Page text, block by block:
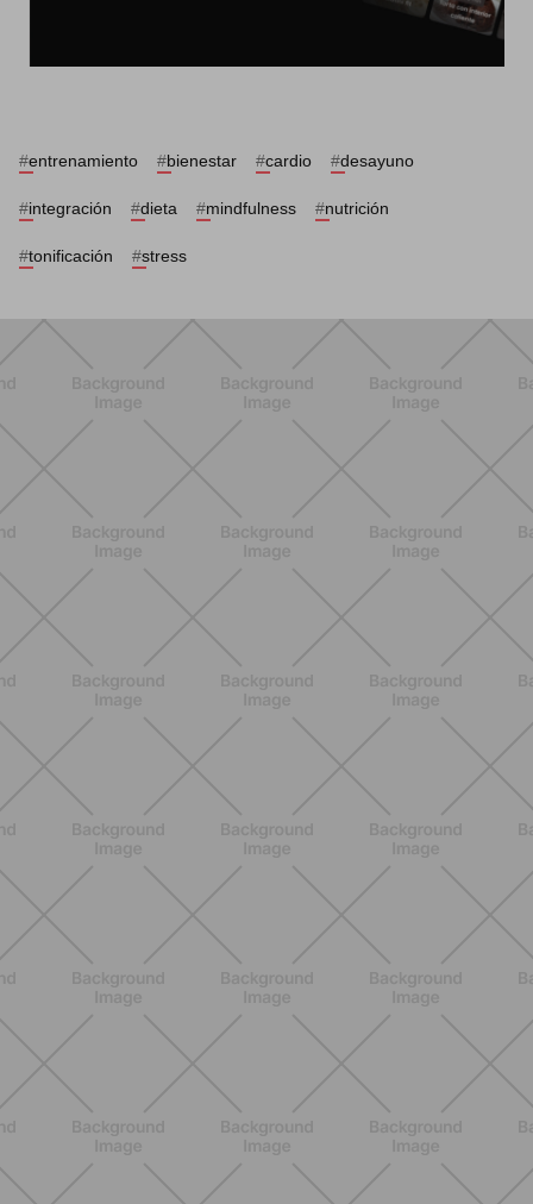
#entrenamiento #bienestar #cardio #desayuno
#integración #dieta #mindfulness #nutrición
#tonificación #stress